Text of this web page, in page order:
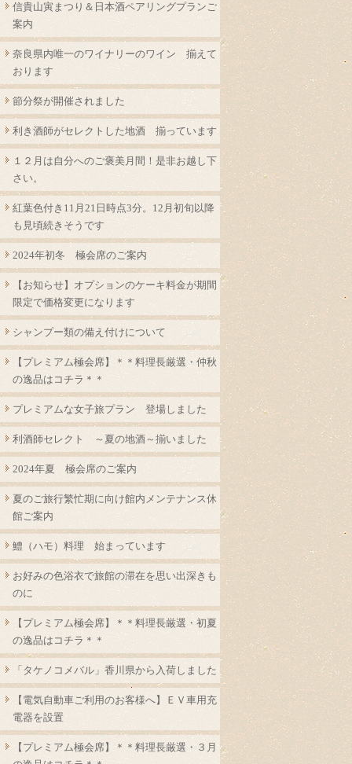
信貴山寅まつり＆日本酒ペアリングプランご
案内
奈良県内唯一のワイナリーのワイン 揃えて
おります
節分祭が開催されました
利き酒師がセレクトした地酒 揃っています
１２月は自分へのご褒美月間！是非お越し下
さい。
紅葉色付き11月21日時点3分。12月初旬以降
も見頃続きそうです
2024年初冬 極会席のご案内
【お知らせ】オプションのケーキ料金が期間
限定で価格変更になります
シャンプー類の備え付けについて
【プレミアム極会席】＊＊料理長厳選・仲秋
の逸品はコチラ＊＊
プレミアムな女子旅プラン 登場しました
利酒師セレクト ～夏の地酒～揃いました
2024年夏 極会席のご案内
夏のご旅行繁忙期に向け館内メンテナンス休
館ご案内
鱧（ハモ）料理 始まっています
お好みの色浴衣で旅館の滞在を思い出深きも
のに
【プレミアム極会席】＊＊料理長厳選・初夏
の逸品はコチラ＊＊
「タケノコメバル」香川県から入荷しました
【電気自動車ご利用のお客様へ】ＥＶ車用充
電器を設置
【プレミアム極会席】＊＊料理長厳選・３月